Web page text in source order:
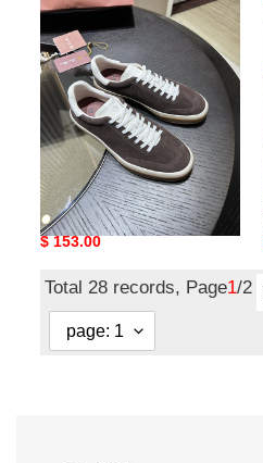
piana
sneaker
loro piana sneaker
Original
$ 153.00
Total 28 records, Page1/2